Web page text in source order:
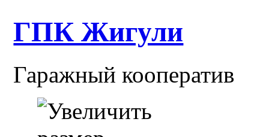
ГПК Жигули
Гаражный кооператив